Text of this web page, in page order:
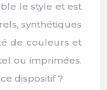
le style et est
synthétiques
de couleurs et
ou imprimées.
dispositif ?